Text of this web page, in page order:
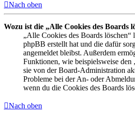
Nach oben
Wozu ist die „Alle Cookies des Boards
„Alle Cookies des Boards löschen“
phpBB erstellt hat und die dafür
angemeldet bleibst. Außerdem
Funktionen, wie beispielsweise den
sie von der Board-Administration
Probleme bei der An- oder
wenn du die Cookies des Boards
Nach oben